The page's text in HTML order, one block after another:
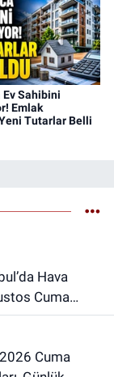
Sahibini
Emlak
Tutarlar Belli
Cuma